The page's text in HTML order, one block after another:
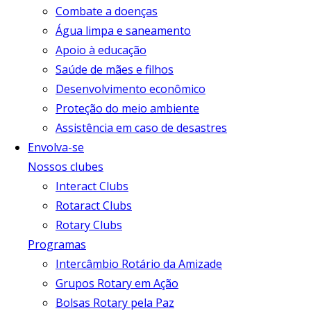
Combate a doenças
Água limpa e saneamento
Apoio à educação
Saúde de mães e filhos
Desenvolvimento econômico
Proteção do meio ambiente
Assistência em caso de desastres
Envolva-se
Nossos clubes
Interact Clubs
Rotaract Clubs
Rotary Clubs
Programas
Intercâmbio Rotário da Amizade
Grupos Rotary em Ação
Bolsas Rotary pela Paz